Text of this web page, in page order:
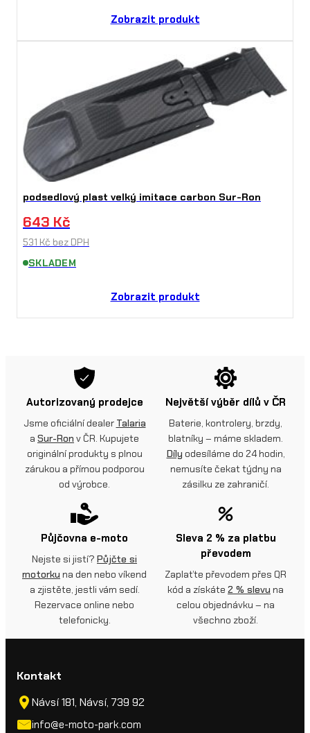
Zobrazit produkt
podsedlový plast velký imitace carbon Sur-Ron
643 Kč
531 Kč bez DPH
SKLADEM
Zobrazit produkt
Autorizovaný prodejce
Jsme oficiální dealer Talaria
a Sur-Ron v ČR. Kupujete
originální produkty s plnou
zárukou a přímou podporou
od výrobce.
Největší výběr dílů v ČR
Baterie, kontrolery, brzdy,
blatníky – máme skladem.
Díly odesíláme do 24 hodin,
nemusíte čekat týdny na
zásilku ze zahraničí.
Půjčovna e-moto
Nejste si jistí? Půjčte si
motorku na den nebo víkend
a zjistěte, jestli vám sedí.
Rezervace online nebo
telefonicky.
Sleva 2 % za platbu
převodem
Zaplaťte převodem přes QR
kód a získáte 2 % slevu na
celou objednávku – na
všechno zboží.
Kontakt
Návsí 181, Návsí, 739 92
info@e-moto-park.com